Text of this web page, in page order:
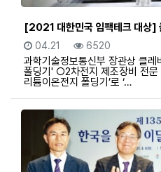
[2021 대한민국 임팩테크 대상]
등록일
04.21 조회
6520
과학기술정보통신부 장관상 클레
폴딩기' ○2차전지 제조장비 전문
리튬이온전지 폴딩기’로 ‘…